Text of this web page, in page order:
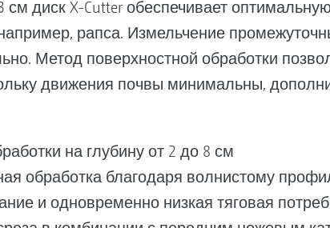
см диск X-Cutter обеспечивает
рапса. Измельчение
Метод поверхностной обработки
движения почвы минимальны,
на глубину от 2 до 8 см
обработка благодаря волнистому
и одновременно низкая тяговая